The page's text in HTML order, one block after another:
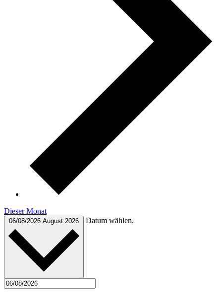
Dieser Monat
06/08/2026 August 2026 Datum wählen.